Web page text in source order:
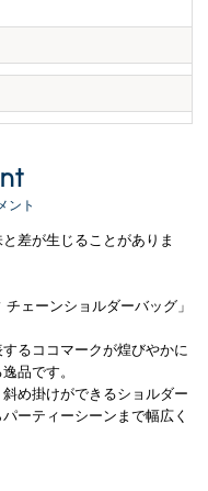
ント
差が生じることがありま
ェーンショルダーバッグ」
るココマークが煌びやかに
品です。
め掛けができるショルダー
ーティーシーンまで幅広く